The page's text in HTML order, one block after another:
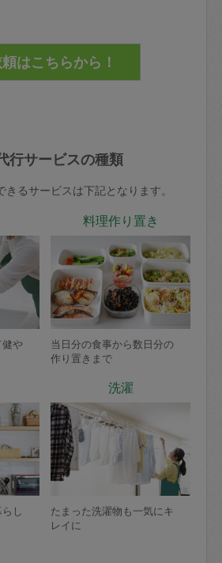
行サービスの種類
きるサービスは下記となります。
や
料理作り置き
当日分の食事から数日分の
作り置きまで
し
洗濯
たまった洗濯物も一気にキ
レイに